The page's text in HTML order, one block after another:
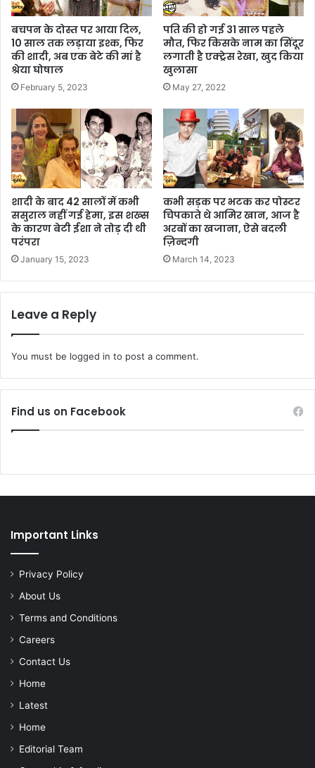
बचपन के दोस्त पर आया दिल,
10 साल तक लड़ाया इश्क, फिर
की शादी, अब एक बेटे की मां है
श्रेया घोषाल
February 5, 2023
पति की हो गई 31 साल पहले
मौत, फिर किसके नाम का सिंदूर
लगाती है एक्ट्रेस रेखा, खुद किया
खुलासा
May 27, 2022
शादी के बाद 42 सालों में कभी
ससुराल नहीं गई हेमा, इस शख्स
के कारण बेटी ईशा ने तोड़ दी थी
परंपरा
January 15, 2023
कभी सड़क पर भटक कर पोस्टर
चिपकाते थे आमिर खान, आज है
अरबों का खजाना, ऐसे बदली
ज़िन्दगी
March 14, 2023
Leave a Reply
You must be logged in to post a comment.
Find us on Facebook
Important Links
Privacy Policy
About Us
Terms and Conditions
Careers
Contact Us
Home
Latest
Home
Editorial Team